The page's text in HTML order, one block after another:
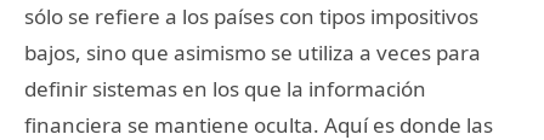
sólo se refiere a los países con tipos impositivos
bajos, sino que asimismo se utiliza a veces para
definir sistemas en los que la información
financiera se mantiene oculta. Aquí es donde las